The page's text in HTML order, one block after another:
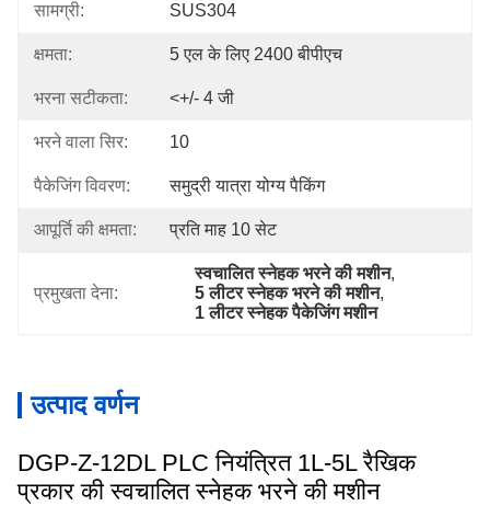
सामग्री: SUS304
क्षमता: 5 एल के लिए 2400 बीपीएच
भरना सटीकता: <+/- 4 जी
भरने वाला सिर: 10
पैकेजिंग विवरण: समुद्री यात्रा योग्य पैकिंग
आपूर्ति की क्षमता: प्रति माह 10 सेट
प्रमुखता देना:
स्वचालित स्नेहक भरने की मशीन,
5 लीटर स्नेहक भरने की मशीन,
1 लीटर स्नेहक पैकेजिंग मशीन
उत्पाद वर्णन
DGP-Z-12DL PLC नियंत्रित 1L-5L रैखिक
प्रकार की स्वचालित स्नेहक भरने की मशीन